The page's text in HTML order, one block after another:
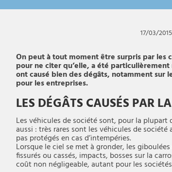
17/03/2015
On peut à tout moment être surpris par les
pour ne citer qu’elle, a été
ont causé bien des dégâts, notamment sur
pour les entreprises.
LES DÉGÂTS CAUSÉS PAR
Les véhicules de société sont, pour la plupart
aussi : très rares sont les véhicules de
pas protégés en cas d’intempéries.
Lorsque le ciel se met à gronder, les
fissurés ou cassés, impacts, bosses sur la
coût non négligeable, autant pour les